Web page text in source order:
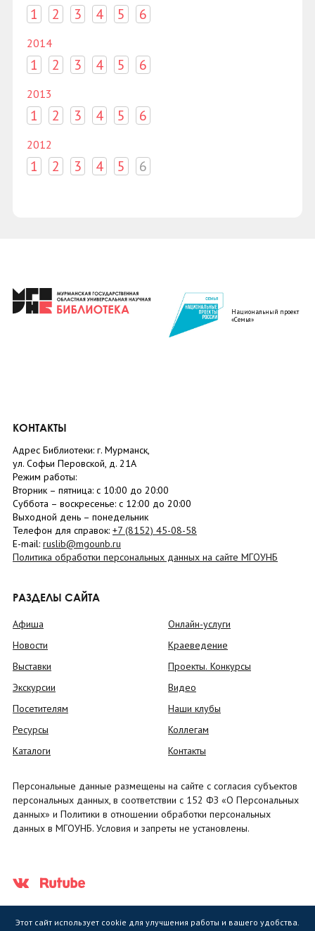
1 2 3 4 5 6
2014
1 2 3 4 5 6
2013
1 2 3 4 5 6
2012
1 2 3 4 5 6
Национальный проект
«Семья»
КОНТАКТЫ
Адрес Библиотеки: г. Мурманск,
ул. Софьи Перовской, д. 21А
Режим работы:
Вторник – пятница: с 10:00 до 20:00
Суббота – воскресенье: c 12:00 до 20:00
Выходной день – понедельник
Телефон для справок: +7 (8152) 45-08-58
E-mail: ruslib@mgounb.ru
Политика обработки персональных данных на сайте МГОУНБ
РАЗДЕЛЫ САЙТА
Афиша
Новости
Выставки
Экскурсии
Посетителям
Ресурсы
Каталоги
Онлайн-услуги
Краеведение
Проекты. Конкурсы
Видео
Наши клубы
Коллегам
Контакты
Персональные данные размещены на сайте с согласия субъектов
персональных данных, в соответствии с 152 ФЗ «О Персональных
данных» и Политики в отношении обработки персональных
данных в МГОУНБ. Условия и запреты не установлены.
Этот сайт использует cookie для улучшения работы и вашего удобства.